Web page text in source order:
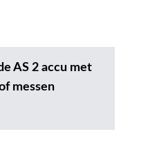
AS 2 accu met
messen